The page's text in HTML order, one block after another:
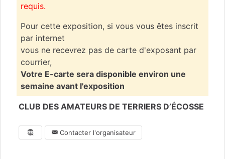
requis.
Pour cette exposition, si vous vous êtes inscrit
par internet
vous ne recevrez pas de carte d'exposant par
courrier,
Votre E-carte sera disponible environ une
semaine avant l'exposition
CLUB DES AMATEURS DE TERRIERS D’ÉCOSSE
Contacter l'organisateur